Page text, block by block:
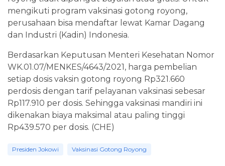
mengikuti program vaksinasi gotong royong,
perusahaan bisa mendaftar lewat Kamar Dagang
dan Industri (Kadin) Indonesia.
Berdasarkan Keputusan Menteri Kesehatan Nomor
WK.01.07/MENKES/4643/2021, harga pembelian
setiap dosis vaksin gotong royong Rp321.660
perdosis dengan tarif pelayanan vaksinasi sebesar
Rp117.910 per dosis. Sehingga vaksinasi mandiri ini
dikenakan biaya maksimal atau paling tinggi
Rp439.570 per dosis. (CHE)
Presiden Jokowi Vaksinasi Gotong Royong